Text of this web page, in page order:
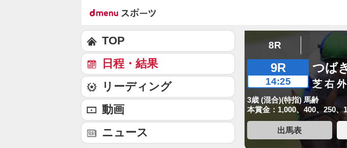
8R
9R
14:25
つば
芝 右
3歳 (混合)(特指) 馬齢
本賞金：1,000、400、250、
出馬表
TOP
日程・結果
リーディング
動画
ニュース